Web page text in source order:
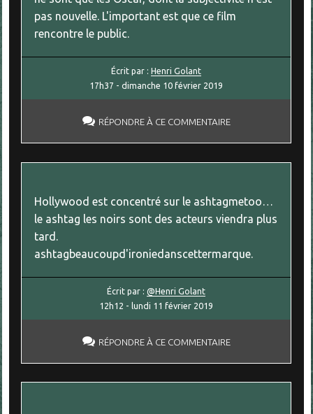
pas nouvelle. L'important est que ce film
rencontre le public.
Écrit par :Henri Golant
17h37 -dimanche 10 février 2019
RÉPONDRE À CE COMMENTAIRE
Hollywood est concentré sur le ashtagmetoo…
le ashtag les noirs sont des acteurs viendra plus
tard.
ashtagbeaucoupd'ironiedanscettermarque.
Écrit par :@Henri Golant
12h12 - lundi 11 février 2019
RÉPONDRE À CE COMMENTAIRE